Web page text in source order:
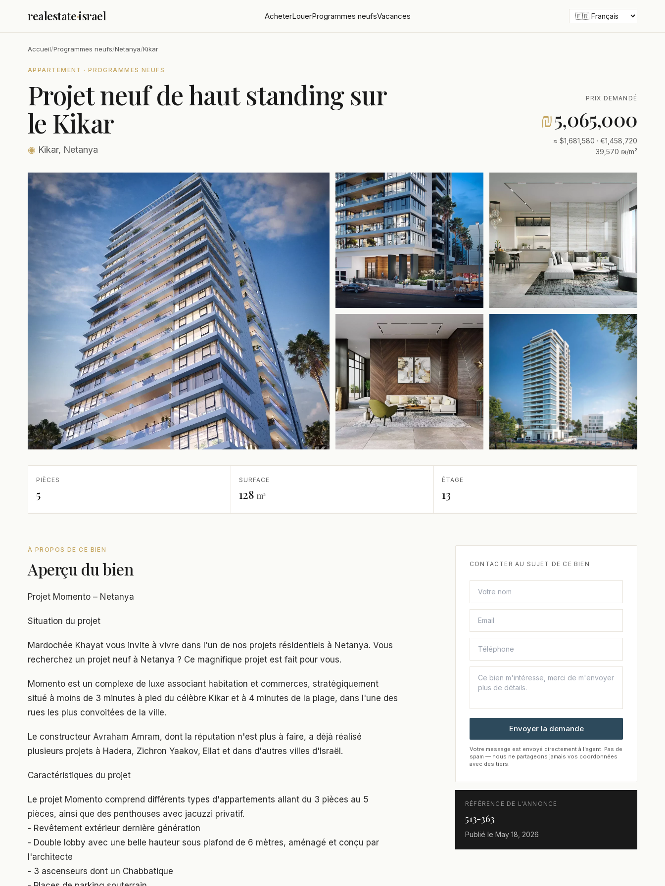
realestate·israel AcheterLouerProgrammes neufsVacances
Accueil/Programmes neufs/Netanya/Kikar
APPARTEMENT · PROGRAMMES NEUFS
Projet neuf de haut standing sur
le Kikar
◉ Kikar, Netanya
PRIX DEMANDÉ
₪5,065,000
≈ $1,681,580 · €1,458,720
39,570 ₪/m²
PIÈCES
5
SURFACE
128 m²
ÉTAGE
13
À PROPOS DE CE BIEN
Aperçu du bien
Projet Momento – Netanya
Situation du projet
Mardochée Khayat vous invite à vivre dans l'un de nos projets résidentiels à Netanya. Vous
recherchez un projet neuf à Netanya ? Ce magnifique projet est fait pour vous.
Momento est un complexe de luxe associant habitation et commerces, stratégiquement
situé à moins de 3 minutes à pied du célèbre Kikar et à 4 minutes de la plage, dans l'une des
rues les plus convoitées de la ville.
Le constructeur Avraham Amram, dont la réputation n'est plus à faire, a déjà réalisé
plusieurs projets à Hadera, Zichron Yaakov, Eilat et dans d'autres villes d'Israël.
Caractéristiques du projet
Le projet Momento comprend différents types d'appartements allant du 3 pièces au 5
pièces, ainsi que des penthouses avec jacuzzi privatif.
- Revêtement extérieur dernière génération
- Double lobby avec une belle hauteur sous plafond de 6 mètres, aménagé et conçu par
l'architecte
- 3 ascenseurs dont un Chabbatique
CONTACTER AU SUJET DE CE BIEN
Envoyer la demande
Votre message est envoyé directement à l'agent. Pas de
spam — nous ne partageons jamais vos coordonnées
avec des tiers.
RÉFÉRENCE DE L'ANNONCE
513-363
Publié le May 18, 2026